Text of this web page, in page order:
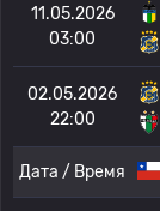
11.05.2026
03:00
02.05.2026
22:00
Дата / Время